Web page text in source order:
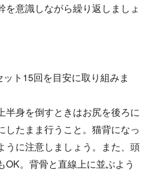
を意識しながら繰り返しましょ
ト15回を目安に取り組みま
半身を倒すときはお尻を後ろに
したまま行うこと。猫背になっ
うに注意しましょう。また、頭
OK。背骨と直線上に並ぶよう